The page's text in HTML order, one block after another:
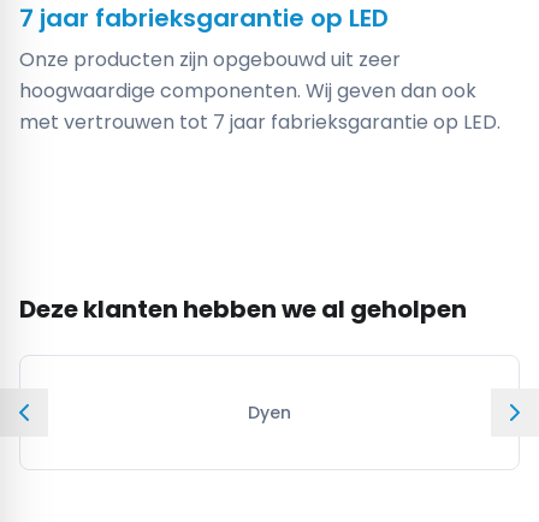
7 jaar fabrieksgarantie op LED
Onze producten zijn opgebouwd uit zeer
hoogwaardige componenten. Wij geven dan ook
met vertrouwen tot 7 jaar fabrieksgarantie op LED.
Deze klanten hebben we al geholpen
Dyen